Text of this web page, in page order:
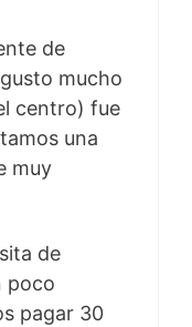
de
mucho
centro) fue
una
muy
de
poco
pagar 30